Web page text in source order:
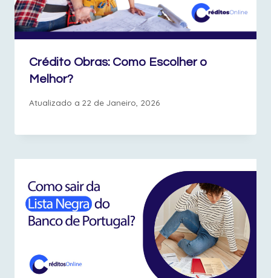
Crédito Obras: Como Escolher o
Melhor?
Atualizado a 22 de Janeiro, 2026